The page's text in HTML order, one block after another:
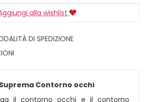
alla wishlist
DI SPEDIZIONE
Contorno occhi
il contorno occhi e il contorno